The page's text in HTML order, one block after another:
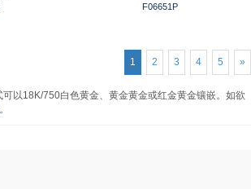
F06651P
1 2 3 4 5 »
以18K/750白色黄金、黄金黄金或红金黄金镶嵌。如欲
。